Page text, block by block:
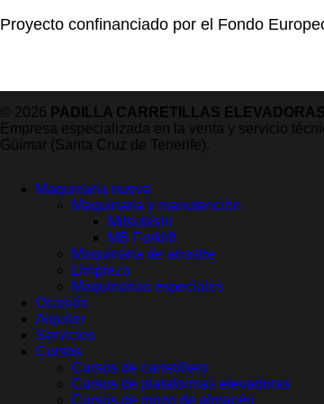
Proyecto confinanciado por el Fondo
© 2026 PADILLA CARRETILLAS
Empresa especializada en la venta y servicio
Güímar (Santa Cruz de Tenerife).
Maquinaria nueva
Maquinaria y manutención
Mitsubishi
MB Forklift
Maquinaria de arrastre
Limpieza
Maquinarias especiales
Ocasión
Alquiler
Servicios
Cursos
Cursos de carretillero
Cursos de plataformas elevadoras
Cursos de mozo de almacén